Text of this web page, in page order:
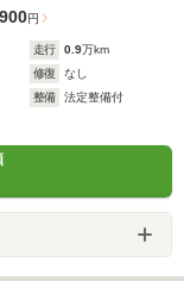
円
走行 0.9万km
修復
なし
整備
法定整備付